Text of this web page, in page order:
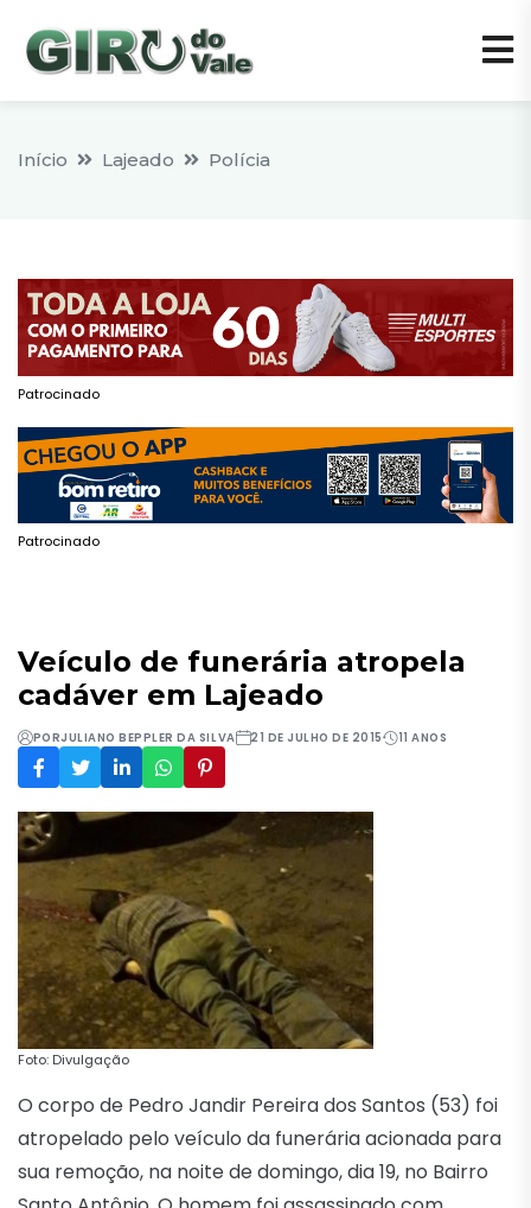
Início Lajeado Polícia
Patrocinado
Patrocinado
Veículo de funerária atropela
cadáver em Lajeado
PORJULIANO BEPPLER DA SILVA 21 DE JULHO DE 2015 11 ANOS
Foto: Divulgação
O corpo de Pedro Jandir Pereira dos Santos (53) foi
atropelado pelo veículo da funerária acionada para
sua remoção, na noite de domingo, dia 19, no Bairro